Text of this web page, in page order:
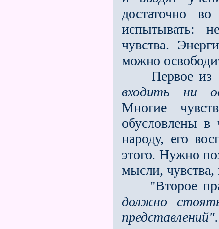
достаточно
испытывать:
чувства.
можно
Первое из
входить ни
Многие
обусловлены в
народу, его
этого. Нужно
мысли, чувства,
"Второе
должно
представлений".